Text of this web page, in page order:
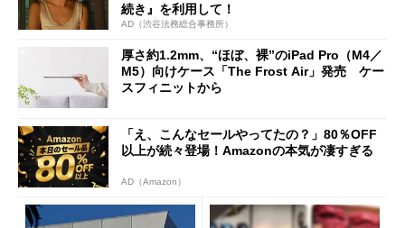
続き』を利用して！
AD（渋谷法務総合事務所）
厚さ約1.2mm、“ほぼ、裸”のiPad Pro（M4／
M5）向けケース「The Frost Air」発売 ケー
スフィニットから
「え、こんなセールやってたの？」80％OFF
以上が続々登場！Amazonの本気が凄すぎる
AD（Amazon）